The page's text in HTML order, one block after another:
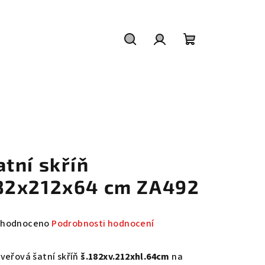
skříň
cm ZA492
Podrobnosti hodnocení
šatní skříňš.182xv.212xhl.64cm na